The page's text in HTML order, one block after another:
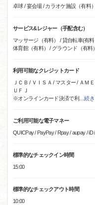
卓球 / 宴会場 / カラオケ施設（有料
サービス&レジャー（手配含む）
マッサージ（有料） / 貸自転車(有
体育館（有料） / グラウンド（有料
利用可能なクレジットカード
ＪＣＢ / ＶＩＳＡ / マスター / ＡＭ
ＵＦＪ
※オンラインカード決済で利
…続
ご利用可能な電子マネー
QUICPay / PayPay / Rpay / aupay /
標準的なチェックイン時間
15:00
標準的なチェックアウト時間
10:00